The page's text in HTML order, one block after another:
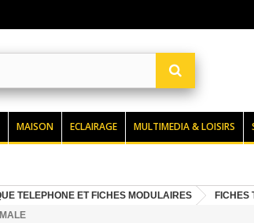
MAISON ECLAIRAGE MULTIMEDIA & LOISIRS
TELEPHONE ET FICHES MODULAIRES FICHES